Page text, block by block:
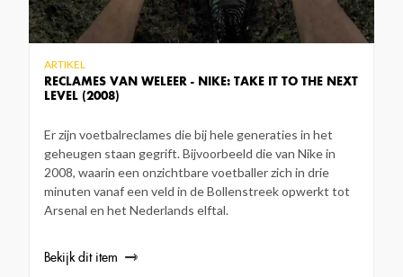
RECLAMES VAN WELEER - NIKE: TAKE IT TO THE NEXT
LEVEL (2008)
ARTIKEL
Er zijn voetbalreclames die bij hele generaties in het
geheugen staan gegrift. Bijvoorbeeld die van Nike in
2008, waarin een onzichtbare voetballer zich in drie
minuten vanaf een veld in de Bollenstreek opwerkt tot
Arsenal en het Nederlands elftal.
Bekijk dit item